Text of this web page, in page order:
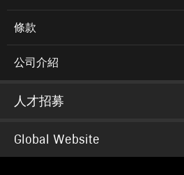
條款
公司介紹
人才招募
Global Website